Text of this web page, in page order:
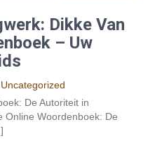
Dikke Van
– Uw
Uncategorized
De Autoriteit in
Online Woordenboek: De